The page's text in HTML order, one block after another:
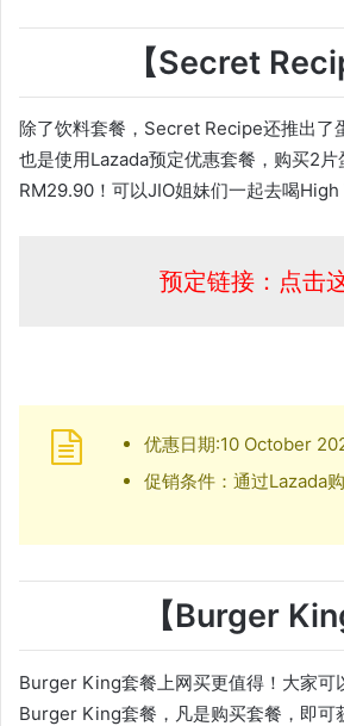
【Secret
除了饮料套餐，Secret Recipe还推出了
也是使用Lazada预定优惠套餐，购买2
RM29.90！可以JIO姐妹们一起去喝High
预定链接：点击
优惠日期:10 October
促销条件：通过Lazada
【Burger
Burger King套餐上网买更值得！大家可
Burger King套餐，凡是购买套餐，即可